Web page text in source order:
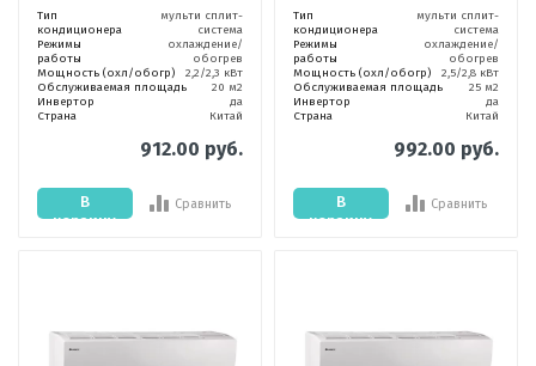
Тип
кондиционера
мульти сплит-
система
Режимы
работы
охлаждение/
обогрев
Мощность (охл/обогр)
2,2/2,3 кВт
Обслуживаемая площадь
20 м2
Инвертор
да
Страна
Китай
912.00 руб.
В
корзину
Сравнить
Тип
кондиционера
мульти сплит-
система
Режимы
работы
охлаждение/
обогрев
Мощность (охл/обогр)
2,5/2,8 кВт
Обслуживаемая площадь
25 м2
Инвертор
да
Страна
Китай
992.00 руб.
В
корзину
Сравнить